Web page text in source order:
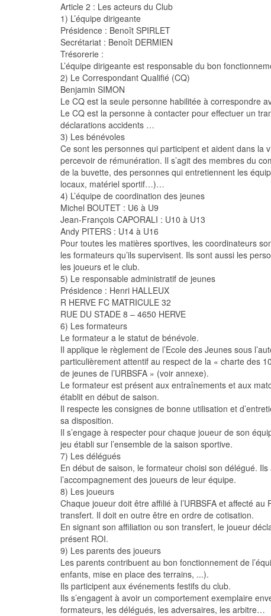
Article 2 : Les acteurs du Club
1) L’équipe dirigeante
Présidence : Benoît SPIRLET
Secrétariat : Benoît DERMIEN
Trésorerie :
L’équipe dirigeante est responsable du bon
2) Le Correspondant Qualifié (CQ)
Benjamin SIMON
Le CQ est la seule personne habilitée à correspondre
Le CQ est la personne à contacter pour effectuer un
déclarations accidents …
3) Les bénévoles
Ce sont les personnes qui participent et aident dans la
percevoir de rémunération. Il s’agit des membres du
de la buvette, des personnes qui entretiennent les
locaux, matériel sportif…)…
4) L’équipe de coordination des jeunes
Michel BOUTET : U6 à U9
Jean-François CAPORALI : U10 à U13
Andy PITERS : U14 à U16
Pour toutes les matières sportives, les coordinateurs
les formateurs qu’ils supervisent. Ils sont aussi les
les joueurs et le club.
5) Le responsable administratif de jeunes
Présidence : Henri HALLEUX
R HERVE FC MATRICULE 32
RUE DU STADE 8 – 4650 HERVE
6) Les formateurs
Le formateur a le statut de bénévole.
Il applique le règlement de l’Ecole des Jeunes sous
particulièrement attentif au respect de la « charte des
de jeunes de l’URBSFA » (voir annexe).
Le formateur est présent aux entraînements et aux
établit en début de saison.
Il respecte les consignes de bonne utilisation et
sa disposition.
Il s’engage à respecter pour chaque joueur de son
jeu établi sur l’ensemble de la saison sportive.
7) Les délégués
En début de saison, le formateur choisi son délégué.
l’accompagnement des joueurs de leur équipe.
8) Les joueurs
Chaque joueur doit être affilié à l’URBSFA et affecté
transfert. Il doit en outre être en ordre de cotisation.
En signant son affiliation ou son transfert, le joueur
présent ROI.
9) Les parents des joueurs
Les parents contribuent au bon fonctionnement de
enfants, mise en place des terrains, ...).
Ils participent aux événements festifs du club.
Ils s’engagent à avoir un comportement exemplaire
formateurs, les délégués, les adversaires, les arbitre…